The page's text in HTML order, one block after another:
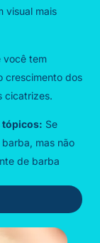
visual mais
você tem
crescimento dos
cicatrizes.
tópicos: Se
mas não
de barba